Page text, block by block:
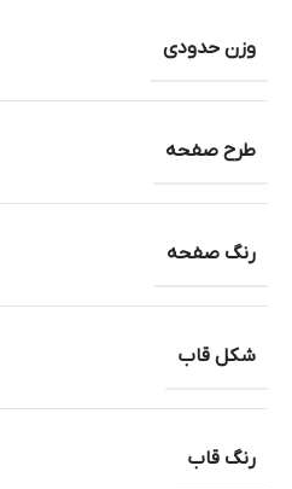
وزن حدودی
طرح صفحه
رنگ صفحه
شکل قاب
رنگ قاب